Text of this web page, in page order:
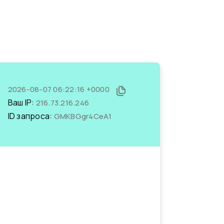
2026-08-07 06:22:16 +0000
Ваш IP: 216.73.216.246
ID запроса: GMKBGgr4CeA1